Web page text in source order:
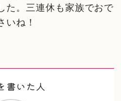
た。三連休も家族でおで
いね！
書いた人